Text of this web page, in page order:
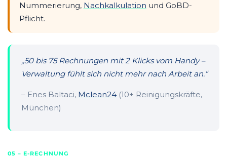
Nummerierung, Nachkalkulation und GoBD-
Pflicht.
„50 bis 75 Rechnungen mit 2 Klicks vom Handy –
Verwaltung fühlt sich nicht mehr nach Arbeit an.“
– Enes Baltaci, Mclean24(10+ Reinigungskräfte,
München)
05 – E-RECHNUNG